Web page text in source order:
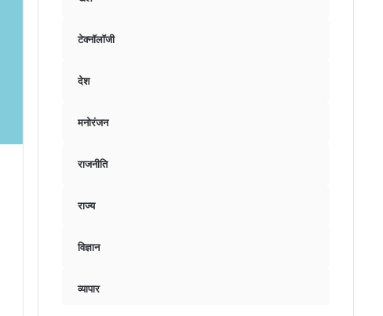
टेक्नॉलॉजी
देश
मनोरंजन
राजनीति
राज्य
विज्ञान
व्यापार